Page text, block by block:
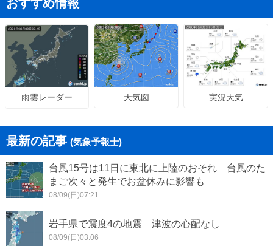
おすすめ情報
雨雲レーダー 天気図 実況天気
最新の記事 (気象予報士)
台風15号は11日に東北に上陸のおそれ 台風のた
まご次々と発生でお盆休みに影響も
08/09(日)07:21
岩手県で震度4の地震 津波の心配なし
08/09(日)03:06